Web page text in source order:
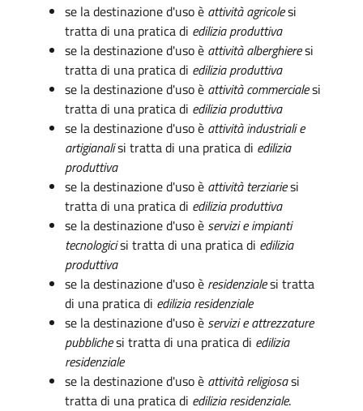
se la destinazione d'uso è attività agricolesi
tratta di una pratica di edilizia produttiva
se la destinazione d'uso è attività alberghieresi
tratta di una pratica di edilizia produttiva
se la destinazione d'uso è attività commercialesi
tratta di una pratica di edilizia produttiva
se la destinazione d'uso è attività industriali e
artigianalisi tratta di una pratica di edilizia
produttiva
se la destinazione d'uso è attività terziariesi
tratta di una pratica di edilizia produttiva
se la destinazione d'uso è servizi e impianti
tecnologicisi tratta di una pratica di edilizia
produttiva
se la destinazione d'uso è residenzialesi tratta
di una pratica di edilizia residenziale
se la destinazione d'uso è servizi e attrezzature
pubblichesi tratta di una pratica di edilizia
residenziale
se la destinazione d'uso è attività religiosasi
tratta di una pratica di edilizia residenziale.